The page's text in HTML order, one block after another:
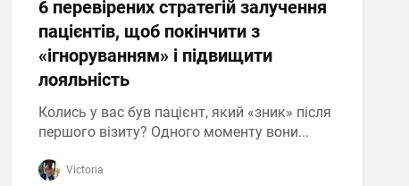
6 перевірених стратегій залучення
пацієнтів, щоб покінчити з
«ігноруванням» і підвищити
лояльність
Колись у вас був пацієнт, який «зник» після
першого візиту? Одного моменту вони...
Victoria